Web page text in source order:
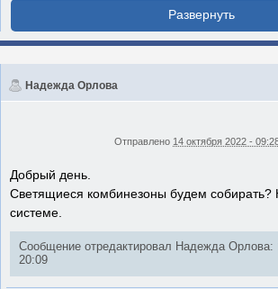
Надежда Орлова
Отправлено 14 октября 2022 -
Добрый день.
Светящиеся комбинезоны будем
системе.
Сообщение отредактировал Надежда Орлова:
20:09